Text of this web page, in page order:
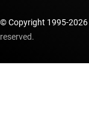
© Copyright 1995-2026
reserved.